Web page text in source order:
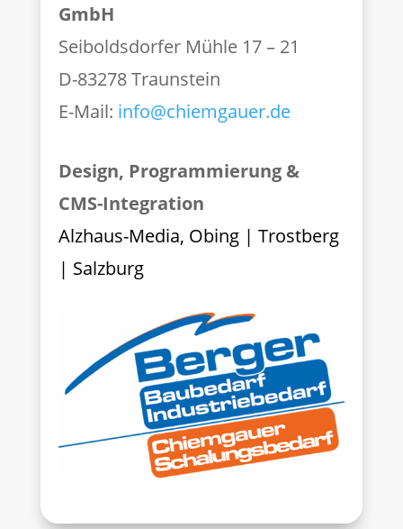
GmbH
Seiboldsdorfer Mühle 17 – 21
D-83278 Traunstein
E-Mail: info@chiemgauer.de
Design, Programmierung &
CMS-Integration
Alzhaus-Media, Obing | Trostberg
| Salzburg